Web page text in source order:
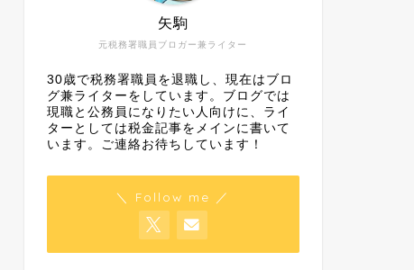
元税務署職員ブロガー兼ライター
矢駒
30歳で税務署職員を退職し、現在はブロ
グ兼ライターをしています。ブログでは
現職と公務員になりたい人向けに、ライ
ターとしては税金記事をメインに書いて
います。ご連絡お待ちしています！
＼ Follow me ／